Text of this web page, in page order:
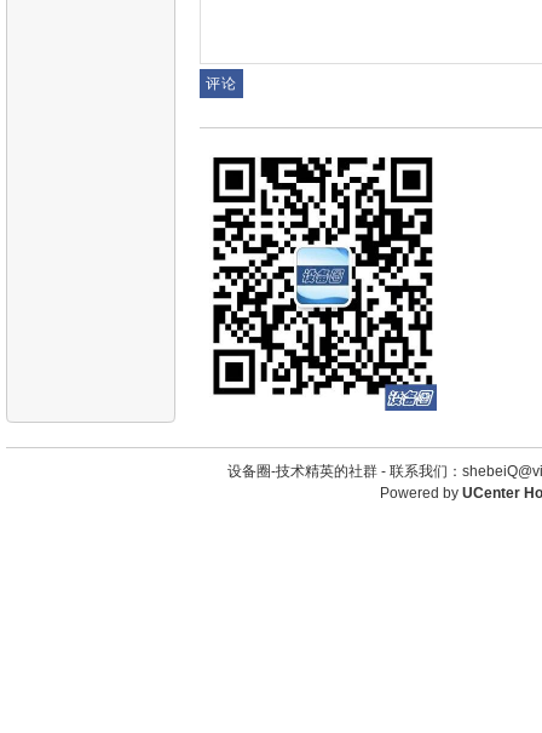
设备圈-技术精英的社群 - 联系我们：
Powered by UCenter